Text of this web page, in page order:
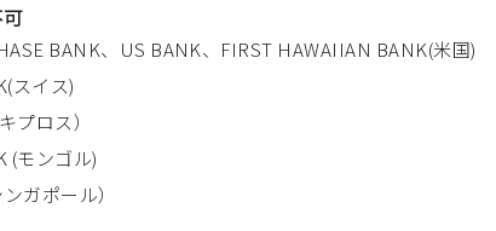
BANK、US BANK、FIRST HAWAIIAN BANK(米国)
スイス)
プロス）
(モンゴル)
ガポール）